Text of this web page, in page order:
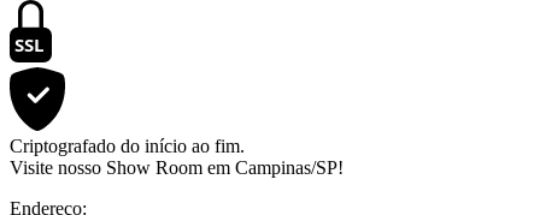
SSL
Criptografado do início ao fim.
Visite nosso Show Room em Campinas/SP!
Endereço: